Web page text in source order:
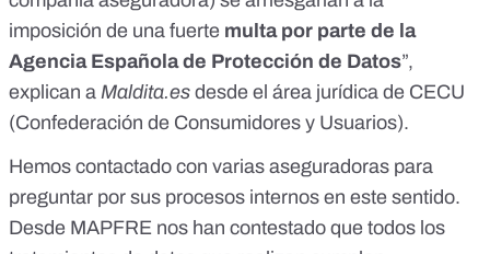
imposición de una fuerte multa por parte de la
Agencia Española de Protección de Datos”,
explican a Maldita.es desde el área jurídica de CECU
(Confederación de Consumidores y Usuarios).
Hemos contactado con varias aseguradoras para
preguntar por sus procesos internos en este sentido.
Desde MAPFRE nos han contestado que todos los